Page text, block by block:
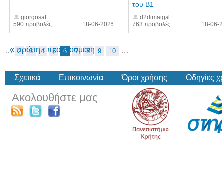
590 προβολές
giorgosaf
18-06-2026
763 προβολές
του Β1
d2dimaigal
18-06-
« πρώτη ‹ προηγούμενη
… 2 3 4 5 6 7 8 9 10 …
Σχετικά Επικοινωνία Όροι χρήσης Οδηγίες
Ακολουθήστε μας